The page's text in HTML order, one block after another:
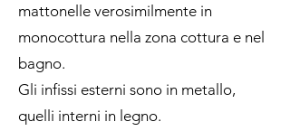
mattonelle verosimilmente in
monocottura nella zona cottura e nel
bagno.
Gli infissi esterni sono in metallo,
quelli interni in legno.